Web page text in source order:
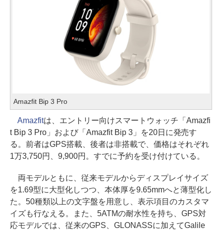
Amazfit Bip 3 Pro
Amazfitは、エントリー向けスマートウォッチ「Amazfi
t Bip 3 Pro」および「Amazfit Bip 3」を20日に発売す
る。前者はGPS搭載、後者は非搭載で、価格はそれぞれ
1万3,750円、9,900円。すでに予約を受け付けている。
両モデルともに、従来モデルからディスプレイサイズ
を1.69型に大型化しつつ、本体厚を9.65mmへと薄型化し
た。50種類以上の文字盤を用意し、表示項目のカスタマ
イズも行なえる。また、5ATMの耐水性を持ち、GPS対
応モデルでは、従来のGPS、GLONASSに加えてGalile